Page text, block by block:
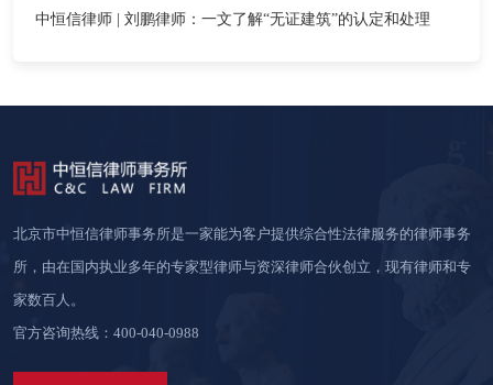
中恒信律师 | 刘鹏律师：一文了解“无证建筑”的认定和处理
北京市中恒信律师事务所是一家能为客户提供综合性法律服务的律师事务
所，由在国内执业多年的专家型律师与资深律师合伙创立，现有律师和专
家数百人。
官方咨询热线：400-040-0988